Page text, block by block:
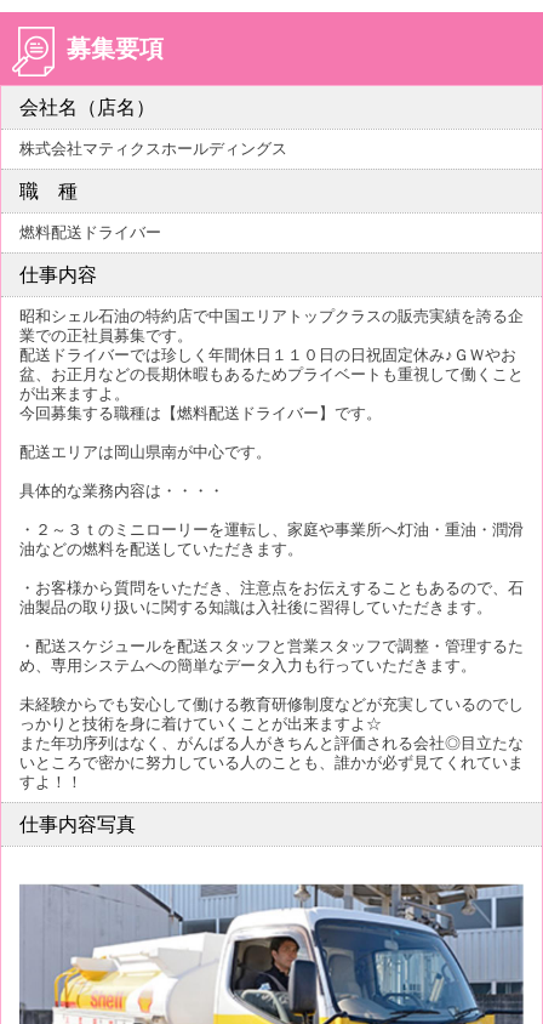
募集要項
会社名（店名）
株式会社マティクスホールディングス
職 種
燃料配送ドライバー
仕事内容
昭和シェル石油の特約店で中国エリアトップクラスの販売実績を誇る企
業での正社員募集です。
配送ドライバーでは珍しく年間休日１１０日の日祝固定休み♪ＧＷやお
盆、お正月などの長期休暇もあるためプライベートも重視して働くこと
が出来ますよ。
今回募集する職種は【燃料配送ドライバー】です。
配送エリアは岡山県南が中心です。
具体的な業務内容は・・・・
・２～３ｔのミニローリーを運転し、家庭や事業所へ灯油・重油・潤滑
油などの燃料を配送していただきます。
・お客様から質問をいただき、注意点をお伝えすることもあるので、石
油製品の取り扱いに関する知識は入社後に習得していただきます。
・配送スケジュールを配送スタッフと営業スタッフで調整・管理するた
め、専用システムへの簡単なデータ入力も行っていただきます。
未経験からでも安心して働ける教育研修制度などが充実しているのでし
っかりと技術を身に着けていくことが出来ますよ☆
また年功序列はなく、がんばる人がきちんと評価される会社◎目立たな
いところで密かに努力している人のことも、誰かが必ず見てくれていま
すよ！！
仕事内容写真